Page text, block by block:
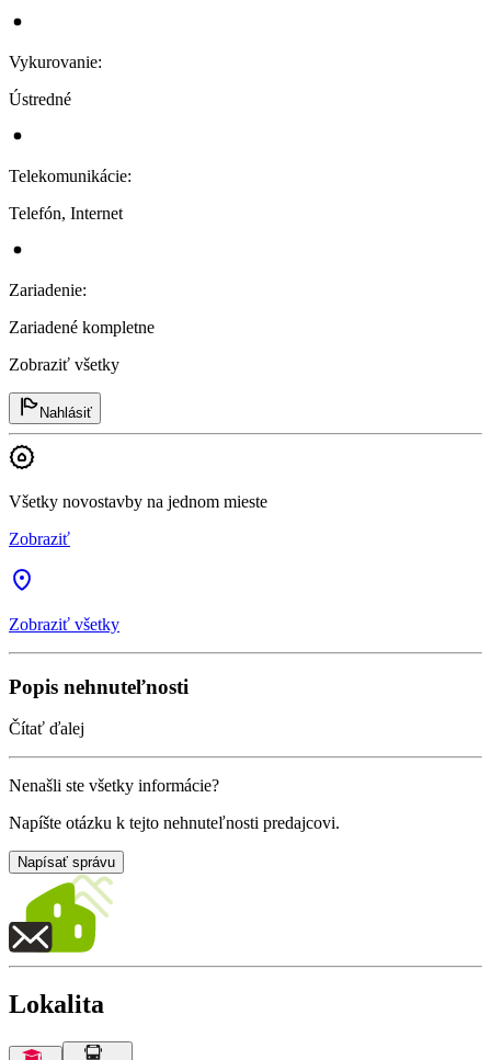
Vykurovanie:
Ústredné
Telekomunikácie:
Telefón, Internet
Zariadenie:
Zariadené kompletne
Zobraziť všetky
Nahlásiť
Všetky novostavby na jednom mieste
Zobraziť
Zobraziť všetky
Popis nehnuteľnosti
Čítať ďalej
Nenašli ste všetky informácie?
Napíšte otázku k tejto nehnuteľnosti predajcovi.
Napísať správu
Lokalita